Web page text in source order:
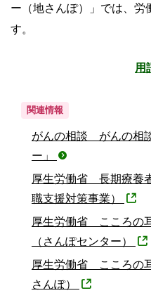
ー（地さんぽ）」では、労
す。
用
関連情報
がんの相談 がんの相
ー」
厚生労働省 長期療養
職支援対策事業）
厚生労働省 こころの
（さんぽセンター）
厚生労働省 こころの
さんぽ）